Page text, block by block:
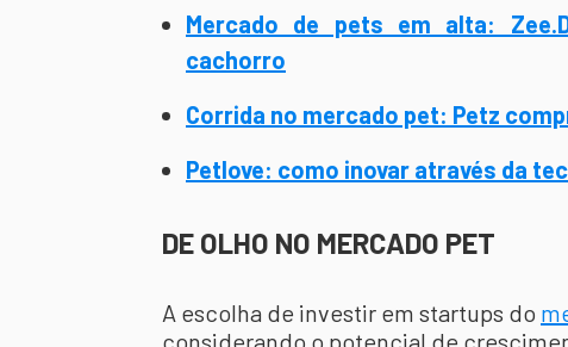
Mercado de pets em alta:
cachorro
Corrida no mercado pet: Petz
Petlove: como inovar através da
DE OLHO NO MERCADO PET
A escolha de investir em startups do
considerando o potencial de